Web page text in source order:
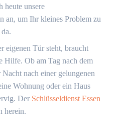
heute unsere
an, um Ihr kleines Problem zu
eigenen Tür steht, braucht
Hilfe. Ob am Tag nach dem
nach einer gelungenen
Wohnung oder ein Haus
Der Schlüsseldienst Essen
herein.